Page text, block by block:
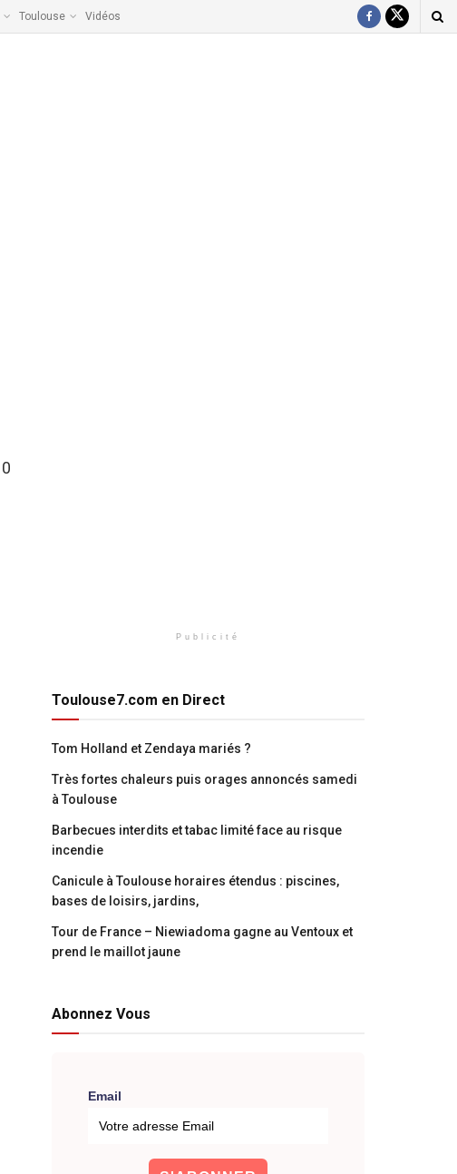
Toulouse Vidéos
0
Publicité
Toulouse7.com en Direct
Tom Holland et Zendaya mariés ?
Très fortes chaleurs puis orages annoncés samedi
à Toulouse
Barbecues interdits et tabac limité face au risque
incendie
Canicule à Toulouse horaires étendus : piscines,
bases de loisirs, jardins,
Tour de France – Niewiadoma gagne au Ventoux et
prend le maillot jaune
Abonnez Vous
Email